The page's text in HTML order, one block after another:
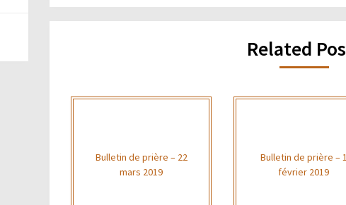
Related
Bulletin de prière – 22
mars 2019
Bulletin de prière –
février 2019